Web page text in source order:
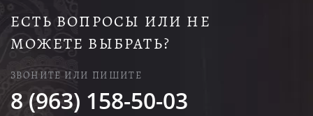
ЕСТЬ ВОПРОСЫ ИЛИ НЕ
МОЖЕТЕ ВЫБРАТЬ?
ЗВОНИТЕ ИЛИ ПИШИТЕ
8 (963) 158-50-03